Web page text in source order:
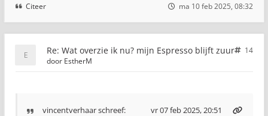
Citeer ma 10 feb 2025, 08:32
Re: Wat overzie ik nu? mijn Espresso blijft zuur
14
door EstherM
vincentverhaarschreef: vr 07 feb 2025, 20:51